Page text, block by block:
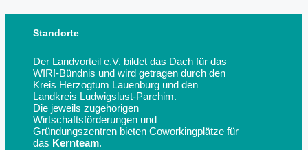
Standorte
Der Landvorteil e.V. bildet das Dach für das
WIR!-Bündnis und wird getragen durch den
Kreis Herzogtum Lauenburg und den
Landkreis Ludwigslust-Parchim.
Die jeweils zugehörigen
Wirtschaftsförderungen und
Gründungszentren bieten Coworkingplätze für
das Kernteam.